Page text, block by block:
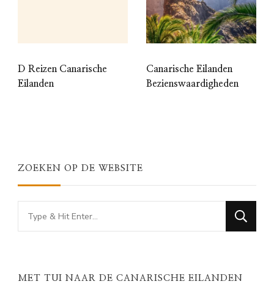
D Reizen Canarische
Eilanden
Canarische Eilanden
Bezienswaardigheden
ZOEKEN OP DE WEBSITE
Looking
for
MET TUI NAAR DE CANARISCHE EILANDEN